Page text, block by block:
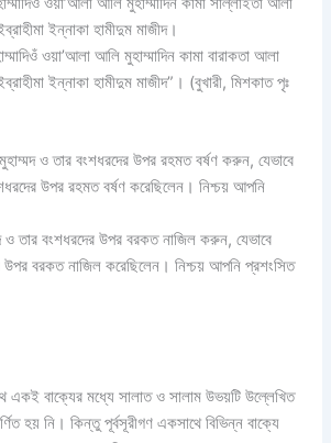
ইন্নাকা হামীদুম মাজীদ।
ওয়া’আলা আলি মুহাম্মাদিন কামা বারাকতা আলা
ইন্নাকা হামীদুম মাজীদ”। (বুখারী, মিশকাত পৃঃ
ও তার বংশধরদের উপর রহমত বর্ষণ করুন, যেভাবে
উপর রহমত বর্ষণ করেছিলেন। নিশ্চয় আপনি
তার বংশধরদের উপর বরকত নাজিল করুন, যেভাবে
উপর বরকত নাজিল করেছিলেন। নিশ্চয় আপনি প্রশংসিত
একই বাক্যের মধ্যে সালাত ও সালাম উভয়টি উল্লেখিত
হয় নি। কিন্তু পূর্বসূরীগণ একসাথে বিভিন্ন বাক্যে